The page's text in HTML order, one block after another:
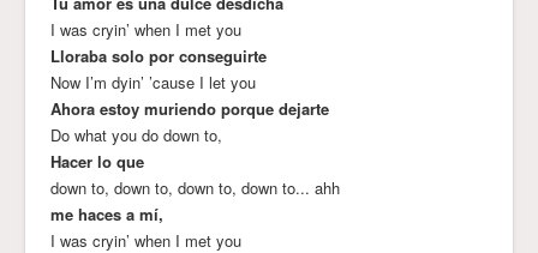
I was cryin’ when I met you
Lloraba solo por conseguirte
Now I’m dyin’ ’cause I let you
Ahora estoy muriendo porque dejarte
Do what you do down to,
Hacer lo que
down to, down to, down to, down to... ahh
me haces a mí,
I was cryin’ when I met you